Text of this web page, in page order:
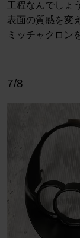
工程なんでしょ
表面の質感を変
ミッチャクロン
7/8